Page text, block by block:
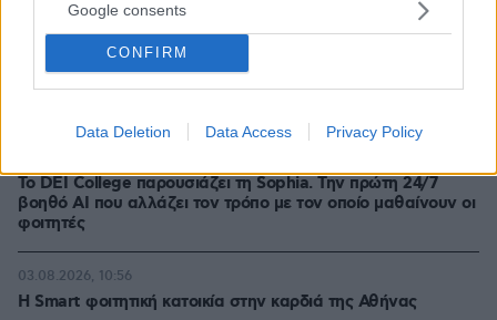
Google consents
CONFIRM
Data Deletion Data Access Privacy Policy
Το DEI College παρουσιάζει τη Sophia. Την πρώτη 24/7
βοηθό AI που αλλάζει τον τρόπο με τον οποίο μαθαίνουν οι
φοιτητές
Η Smart φοιτητική κατοικία στην καρδιά της Αθήνας
03.08.2026, 10:56